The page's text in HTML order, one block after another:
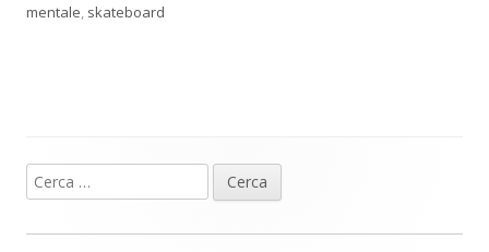
mentale, skateboard
Barra
laterale
Ricerca
per: